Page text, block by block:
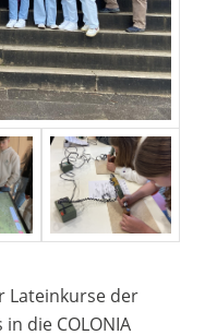
Lateinkurse der
die COLONIA